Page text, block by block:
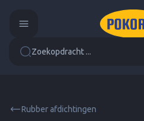
Zoekopdracht ...
Rubber afdichtingen